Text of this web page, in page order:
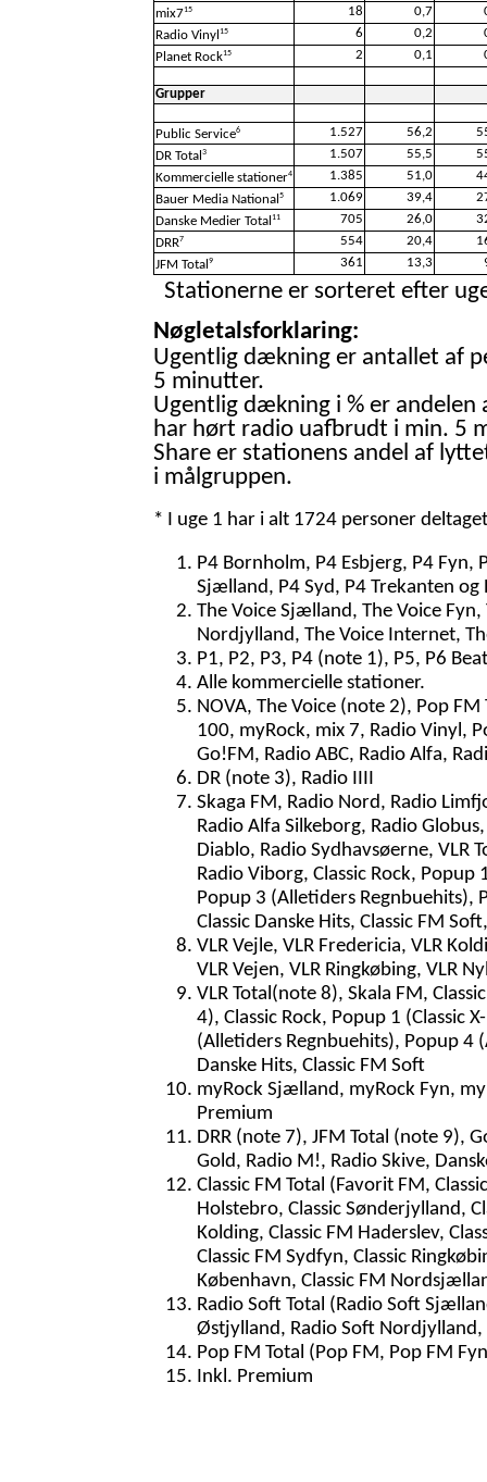
mix715 18 0,7
Radio Vinyl 15 6 0,2
Planet Rock15 2 0,1
Grupper
Public Service6 1.527 56,2
DR Total 3 1.507 55,5
Kommercielle stationer4 1.385 51,0
Bauer Media National 5 1.069 39,4
Danske Medier Total 11 705 26,0
DRR7 554 20,4
JFM Total 9 361 13,3
Stationerne er sorteret efter
Nøgletalsforklaring:
Ugentlig dækning er antallet af
5 minutter.
Ugentlig dækning i % er
har hørt radio uafbrudt i min. 5
Share er stationens andel af
i målgruppen.
* I uge 1 har i alt 1724 personer
P4 Bornholm, P4 Esbjerg, P4
Sjælland, P4 Syd, P4 Trekanten
The Voice Sjælland, The Voice
Nordjylland, The Voice Internet,
P1, P2, P3, P4 (note 1), P5, P6
Alle kommercielle stationer.
NOVA, The Voice (note 2), Pop
100, myRock, mix 7, Radio Vinyl,
Go!FM, Radio ABC, Radio Alfa,
DR (note 3), Radio IIII
Skaga FM, Radio Nord, Radio
Radio Alfa Silkeborg, Radio
Diablo, Radio Sydhavsøerne, VLR
Radio Viborg, Classic Rock, Popup
Popup 3 (Alletiders Regnbuehits),
Classic Danske Hits, Classic FM
VLR Vejle, VLR Fredericia, VLR
VLR Vejen, VLR Ringkøbing, VLR
VLR Total(note 8), Skala FM,
4), Classic Rock, Popup 1 (Classic
(Alletiders Regnbuehits), Popup 4
Danske Hits, Classic FM Soft
myRock Sjælland, myRock Fyn,
Premium
DRR (note 7), JFM Total (note 9),
Gold, Radio M!, Radio Skive,
Classic FM Total (Favorit FM,
Holstebro, Classic Sønderjylland,
Kolding, Classic FM Haderslev,
Classic FM Sydfyn, Classic
København, Classic FM
Radio Soft Total (Radio Soft
Østjylland, Radio Soft Nordjylland,
Pop FM Total (Pop FM, Pop FM
Inkl. Premium